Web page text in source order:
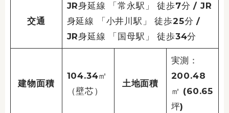
交通
JR身延線 「常永駅」 徒歩7分 / JR
身延線 「小井川駅」 徒歩25分 /
JR身延線 「国母駅」 徒歩34分
建物面積
104.34㎡
（壁芯）
土地面積
実測：
200.48
㎡ (60.65
坪)